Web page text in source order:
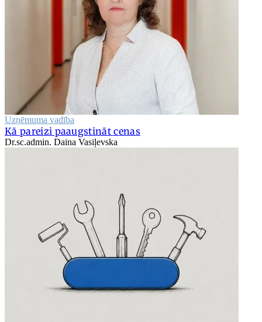
Uzņēmuma vadība
Kā pareizi paaugstināt cenas
Dr.sc.admin. Daina Vasiļevska